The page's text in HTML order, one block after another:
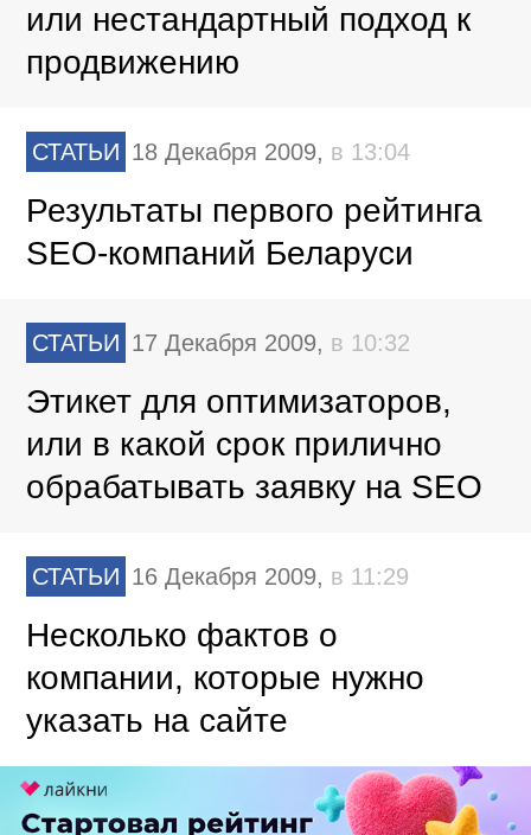
или нестандартный подход к
продвижению
СТАТЬИ 18 Декабря 2009, в 13:04
Результаты первого рейтинга
SEO-компаний Беларуси
СТАТЬИ 17 Декабря 2009, в 10:32
Этикет для оптимизаторов,
или в какой срок прилично
обрабатывать заявку на SEO
СТАТЬИ 16 Декабря 2009, в 11:29
Несколько фактов о
компании, которые нужно
указать на сайте